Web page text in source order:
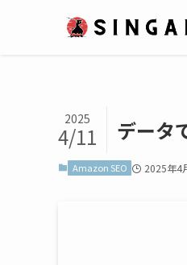
データ
2025
4/11
Amazon SEO 2025年4